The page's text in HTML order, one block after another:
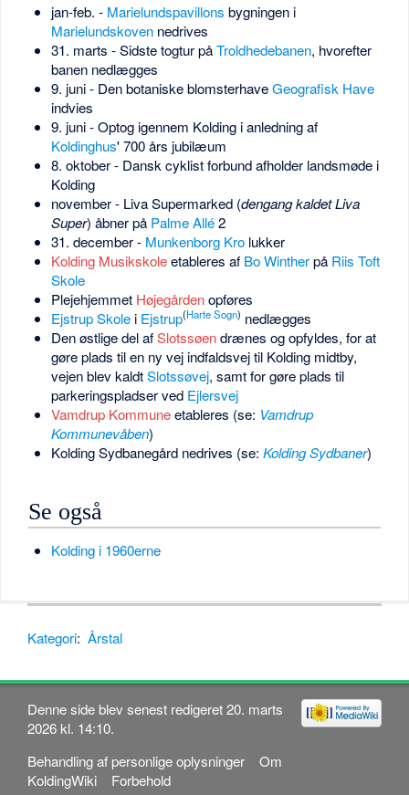
jan-feb. - Marielundspavillons bygningen i
Marielundskovennedrives
31. marts - Sidste togtur påTroldhedebanen, hvorefter
banen nedlægges
9. juni - Den botaniske blomsterhaveGeografisk Have
indvies
9. juni - Optog igennem Kolding i anledning af
Koldinghus' 700 års jubilæum
8. oktober - Dansk cyklist forbund afholder landsmøde i
Kolding
november - Liva Supermarked (dengang kaldet Liva
Super) åbner på Palme Allé2
31. december - Munkenborg Krolukker
Kolding Musikskoleetableres af Bo Wintherpå Riis Toft
Skole
Plejehjemmet Højegårdenopføres
Ejstrup Skolei Ejstrup(Harte Sogn) nedlægges
Den østlige del afSlotssøendrænes og opfyldes, for at
gøre plads til en ny vej indfaldsvej til Kolding midtby,
vejen blev kaldtSlotssøvej, samt for gøre plads til
parkeringspladser ved Ejlersvej
Vamdrup Kommuneetableres (se: Vamdrup
Kommunevåben)
Kolding Sydbanegård nedrives (se: Kolding Sydbaner)
Se også
Kolding i 1960erne
Kategori: Årstal
Denne side blev senest redigeret 20. marts
2026 kl. 14:10.
Behandling af personlige oplysninger
Om
KoldingWiki
Forbehold